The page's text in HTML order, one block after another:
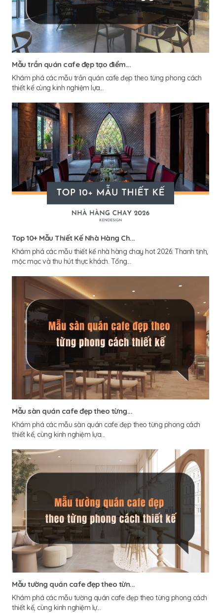
Mẫu trần quán cafe đẹp tạo điểm...
Khám phá các mẫu trần quán cafe đẹp theo từng phong cách
thiết kế cùng kinh nghiệm lựa...
Top 10+ Mẫu Thiết Kế Nhà Hàng Ch...
Khám phá các mẫu thiết kế nhà hàng chay hot 2026: Thanh tịnh,
mộc mạc và thu hút thực khách. Tổng...
Mẫu sàn quán cafe đẹp theo từng...
Khám phá các mẫu sàn quán cafe đẹp theo từng phong cách
thiết kế, cùng kinh nghiệm lựa...
Mẫu tường quán cafe đẹp theo từn...
Khám phá các mẫu tường quán cafe đẹp theo từng phong cách
thiết kế, cùng kinh nghiệm lự...